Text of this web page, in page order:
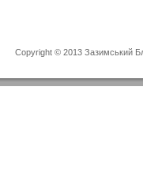
Copyright © 2013 Зазимський